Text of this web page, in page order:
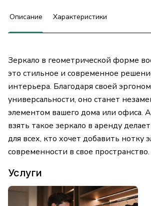
Описание Характеристики
Зеркало в геометрической форме
это стильное и современное
интерьера. Благодаря своей
универсальности, оно станет
элементом вашего дома или офиса.
взять такое зеркало в аренду
для всех, кто хочет добавить нотку
современности в свое пространство.
Услуги